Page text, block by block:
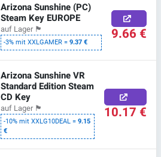
Arizona Sunshine (PC)
Steam Key EUROPE
auf Lager 🏴
-3% mit XXLGAMER =9.37 € 9.66 €
Arizona Sunshine VR
Standard Edition Steam
CD Key
auf Lager 🏴
-10% mit XXLG10DEAL =9.15
€
10.17 €